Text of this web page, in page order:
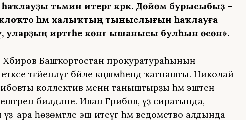
тәьмин итергә кәрәк. Дөйөм бурысыбыҙ –
һәм халыҡтың тыныслығын һаҡлауға
иртәгәһе көнгә ышанысы булһын өсөн».
Башҡортостан прокуратураһының
тәғәйенләүгә бәйле кәңәшмәһендә ҡатнашты. Николай
коллектив менән таныштырҙы һәм эштең
билдәләне. Иван Грибов, үҙ сиратында,
ара һөҙөмтәле эш итеүгә һәм ведомство алдында